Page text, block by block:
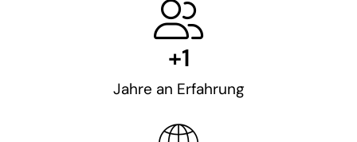
Jahre an Erfahrung
+1